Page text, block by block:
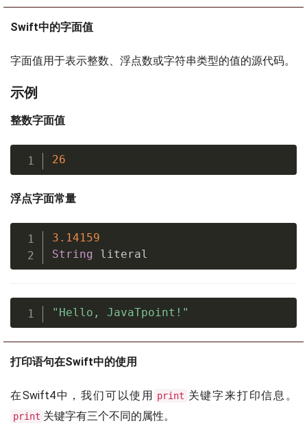
Swift中的字面值
字面值用于表示整数、浮点数或字符串类型的值的源代码。
示例
整数字面值
26
浮点字面常量
3.14159
String literal
"Hello, JavaTpoint!"
打印语句在Swift中的使用
在Swift4中，我们可以使用 print 关键字来打印信息。
print 关键字有三个不同的属性。